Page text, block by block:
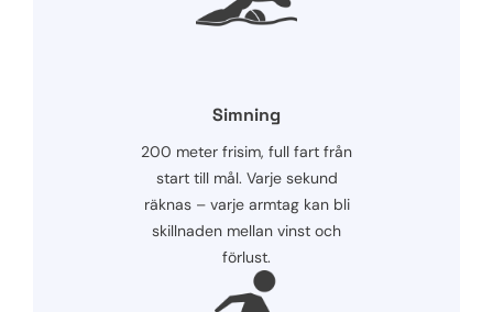
Simning
200 meter frisim, full fart från
start till mål. Varje sekund
räknas – varje armtag kan bli
skillnaden mellan vinst och
förlust.